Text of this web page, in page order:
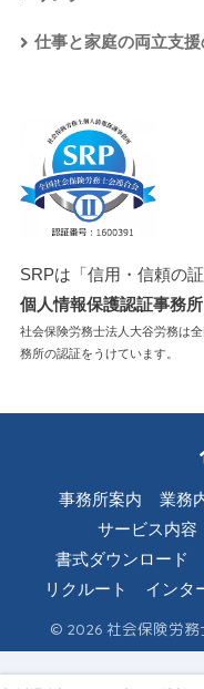
仕事と家庭の両立支
SRPは「信用・信頼の証
個人情報保護認証事務所
社会保険労務士法人大谷労務は
務所の認証をうけています。
事務所案内 業務
サービス内容
書式ダウンロード
リクルート
インタ
© 2026 社会保険労